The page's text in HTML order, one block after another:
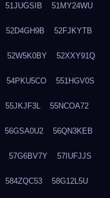
51JUGSIB 51MY24WU
52D4GH9B 52FJKYTB
52W5K0BY 52XXY91Q
54PKU5CO 551HGV0S
55JKJF3L 55NCOA72
56GSA0U2 56QN3KEB
57G6BV7Y 57IUFJJS
584ZQC53 58G12L5U